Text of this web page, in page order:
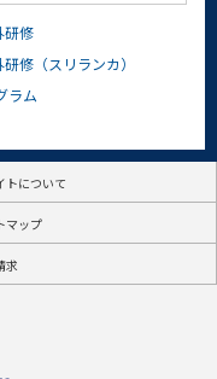
研修
修（スリランカ）
ラム
トについて
マップ
求